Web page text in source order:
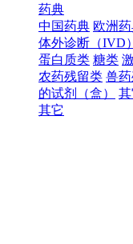
药典
中国药典 欧洲
体外诊断（IVD
蛋白质类 糖类
农药残留类 兽
的试剂（盒）
其
其它